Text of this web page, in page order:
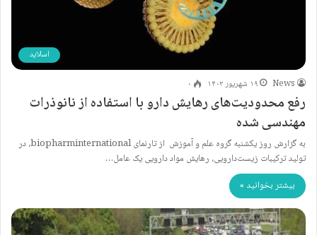
اسلاید
News
۱۹ شهریور ۱۴۰۲ ۰
رفع محدودیت‌های رهایش دارو با استفاده از نانوذرات
مهندسی شده
به گزارش روز یکشنبه گروه علم و آموزش از تارنمای biopharminternational، در
تولید ترکیبات زیست‌دارویی، رهایش مواد دارویی یک عامل…
بیشتر بخوانید »